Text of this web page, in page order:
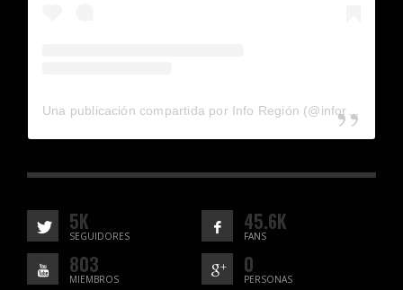
Una publicación compartida por Info Región (@inforegion_redes)
5K
SEGUIDORES
45.6K
FANS
803
MIEMBROS
0
PERSONAS